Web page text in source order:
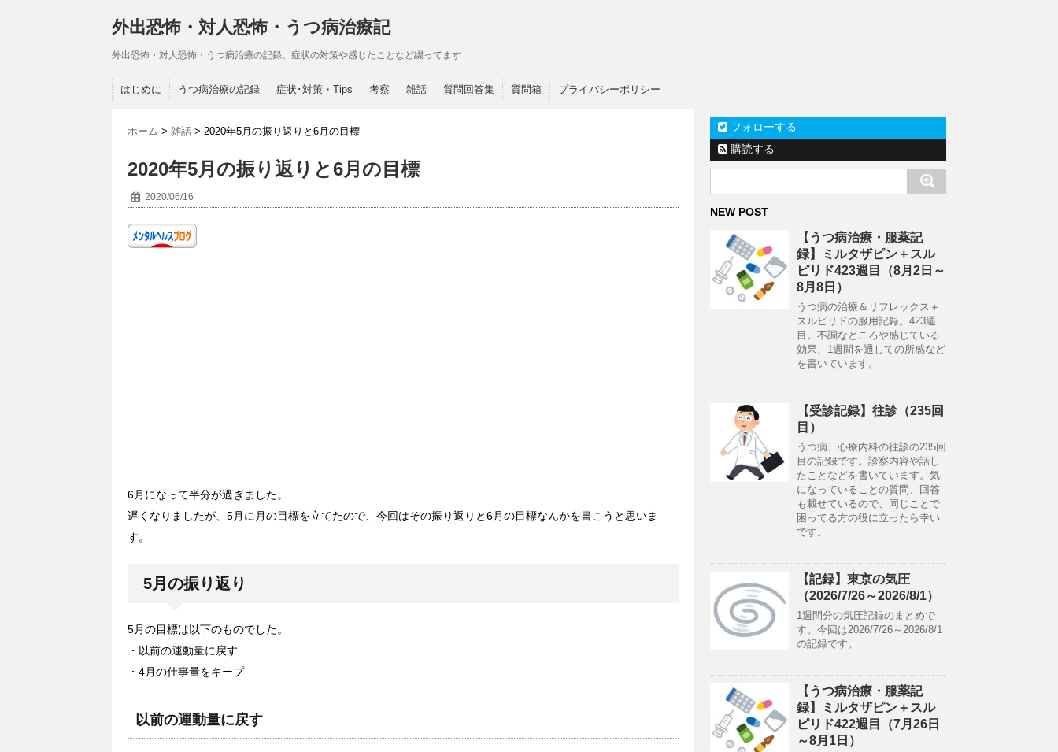
外出恐怖・対人恐怖・うつ病治療記
外出恐怖・対人恐怖・うつ病治療の記録、症状の対策や感じたことなど綴ってます
はじめに うつ病治療の記録 症状･対策・Tips 考察 雑話 質問回答集 質問箱 プライバシーポリシー
ホーム > 雑話 > 2020年5月の振り返りと6月の目標
2020年5月の振り返りと6月の目標
2020/06/16
6月になって半分が過ぎました。
遅くなりましたが、5月に月の目標を立てたので、今回はその振り返りと6月の目標なんかを書こうと思いま
す。
5月の振り返り
5月の目標は以下のものでした。
・以前の運動量に戻す
・4月の仕事量をキープ
以前の運動量に戻す
フォローする
購読する
NEW POST
【うつ病治療・服薬記
録】ミルタザピン＋スル
ピリド423週目（8月2日～
8月8日）
うつ病の治療＆リフレックス＋
スルピリドの服用記録。423週
目。不調なところや感じている
効果、1週間を通しての所感など
を書いています。
【受診記録】往診（235回
目）
うつ病、心療内科の往診の235回
目の記録です。診察内容や話し
たことなどを書いています。気
になっていることの質問、回答
も載せているので、同じことで
困ってる方の役に立ったら幸い
です。
【記録】東京の気圧
（2026/7/26～2026/8/1）
1週間分の気圧記録のまとめで
す。今回は2026/7/26～2026/8/1
の記録です。
【うつ病治療・服薬記
録】ミルタザピン＋スル
ピリド422週目（7月26日
～8月1日）